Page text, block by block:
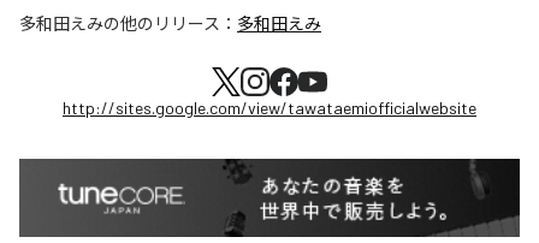
多和田えみの他のリリース： 多和田えみ
http://sites.google.com/view/tawataemiofficialwebsite